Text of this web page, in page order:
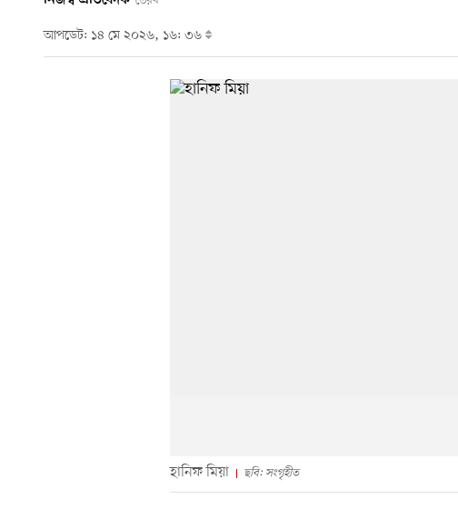
আপডেট: ১৪ মে ২০২৬, ১৬: ৩৬
হানিফ মিয়া ছবি: সংগৃহীত